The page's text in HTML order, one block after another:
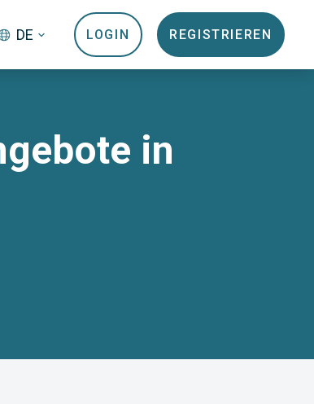
DE LOGIN REGISTRIEREN
in